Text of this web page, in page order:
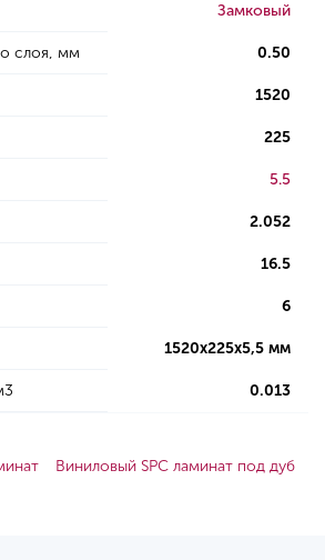
Замковый
слоя, мм 0.50
1520
225
5.5
2.052
16.5
6
1520х225х5,5 мм
0.013
Виниловый SPC ламинат под дуб